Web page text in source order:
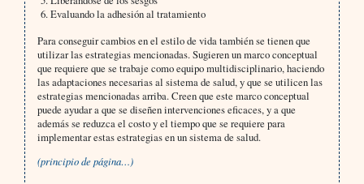
6. Evaluando la adhesión al tratamiento
Para conseguir cambios en el estilo de vida también se tienen que
utilizar las estrategias mencionadas. Sugieren un marco conceptual
que requiere que se trabaje como equipo multidisciplinario, haciendo
las adaptaciones necesarias al sistema de salud, y que se utilicen las
estrategias mencionadas arriba. Creen que este marco conceptual
puede ayudar a que se diseñen intervenciones eficaces, y a que
además se reduzca el costo y el tiempo que se requiere para
implementar estas estrategias en un sistema de salud.
(principio de página…)